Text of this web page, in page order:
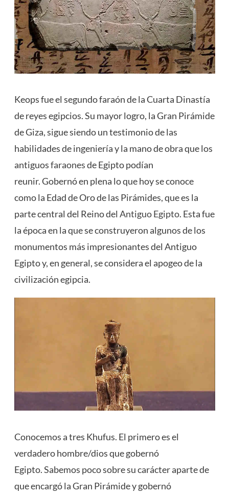
Keops fue el segundo faraón de la Cuarta Dinastía
de reyes egipcios. Su mayor logro, la Gran Pirámide
de Giza, sigue siendo un testimonio de las
habilidades de ingeniería y la mano de obra que los
antiguosfaraonesde Egipto podían
reunir. Gobernó en plena lo que hoy se conoce
como la Edad de Oro de las Pirámides, que es la
parte central del Reino del Antiguo Egipto. Esta fue
la época en la que se construyeron algunos de los
monumentos más impresionantes del Antiguo
Egipto y, en general, se considera el apogeo de la
civilización egipcia.
Conocemos a tres Khufus. El primero es el
verdadero hombre/dios que gobernó
Egipto. Sabemos poco sobre su carácter aparte de
que encargó la Gran Pirámide y gobernó